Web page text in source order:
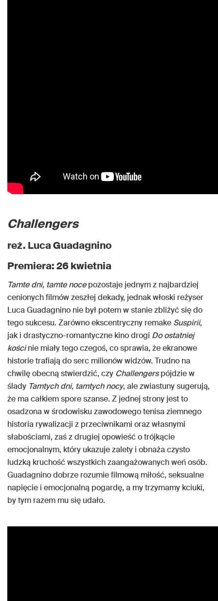
Challengers
reż. Luca Guadagnino
Premiera: 26 kwietnia
Tamte dni, tamte nocepozostaje jednym z najbardziej
cenionych filmów zeszłej dekady, jednak włoski reżyser
Luca Guadagnino nie był potem w stanie zbliżyć się do
tego sukcesu. Zarówno ekscentryczny remake Suspirii,
jak i drastyczno-romantyczne kino drogi Do ostatniej
kościnie miały tego czegoś, co sprawia, że ekranowe
historie trafiają do serc milionów widzów. Trudno na
chwilę obecną stwierdzić, czy Challengerspójdzie w
ślady Tamtych dni, tamtych nocy, ale zwiastuny sugerują,
że ma całkiem spore szanse. Z jednej strony jest to
osadzona w środowisku zawodowego tenisa ziemnego
historia rywalizacji z przeciwnikami oraz własnymi
słabościami, zaś z drugiej opowieść o trójkącie
emocjonalnym, który ukazuje zalety i obnaża czysto
ludzką kruchość wszystkich zaangażowanych weń osób.
Guadagnino dobrze rozumie filmową miłość, seksualne
napięcie i emocjonalną pogardę, a my trzymamy kciuki,
by tym razem mu się udało.